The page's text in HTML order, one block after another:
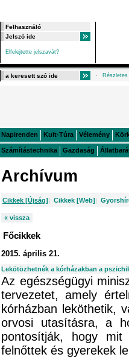
Elfelejtette jelszavát?
Részletes
Napirenden Kult-Túra Vélemény
Számítástechnika Gazdaság
Archívum
Cikkek [Újság] | Cikkek [Web] |
« vissza
Főcikkek
2015. április 21.
Lekötözhetnék a kórházakban a
Az egészségügyi
tervezetet, amely
kórházban leköthetik,
orvosi utasításra, a
pontosítják, hogy
felnőttek és gyerekek